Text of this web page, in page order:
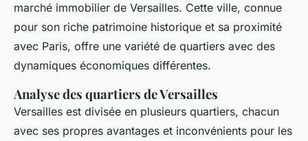
marché immobilier de Versailles. Cette ville, connue
pour son riche patrimoine historique et sa proximité
avec Paris, offre une variété de quartiers avec des
dynamiques économiques différentes.
Analyse des quartiers de Versailles
Versailles est divisée en plusieurs quartiers, chacun
avec ses propres avantages et inconvénients pour les